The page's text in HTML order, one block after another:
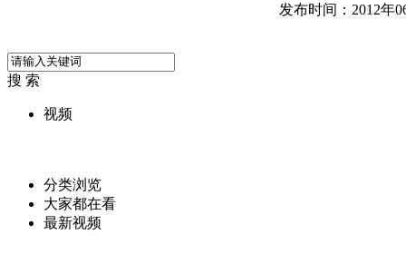
发布时间：2012年
搜 索
视频
分类浏览
大家都在看
最新视频